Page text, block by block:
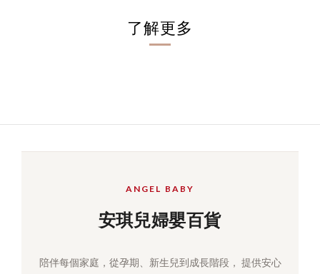
了解更多
ANGEL BABY
安琪兒婦嬰百貨
陪伴每個家庭，從孕期、新生兒到成長階段， 提供安心